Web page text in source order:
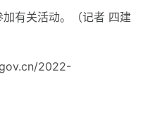
有关活动。（记者 四建
2022-